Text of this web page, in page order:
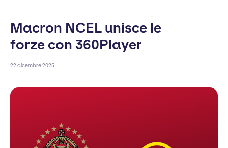
Macron NCEL unisce le
forze con 360Player
22 dicembre 2025